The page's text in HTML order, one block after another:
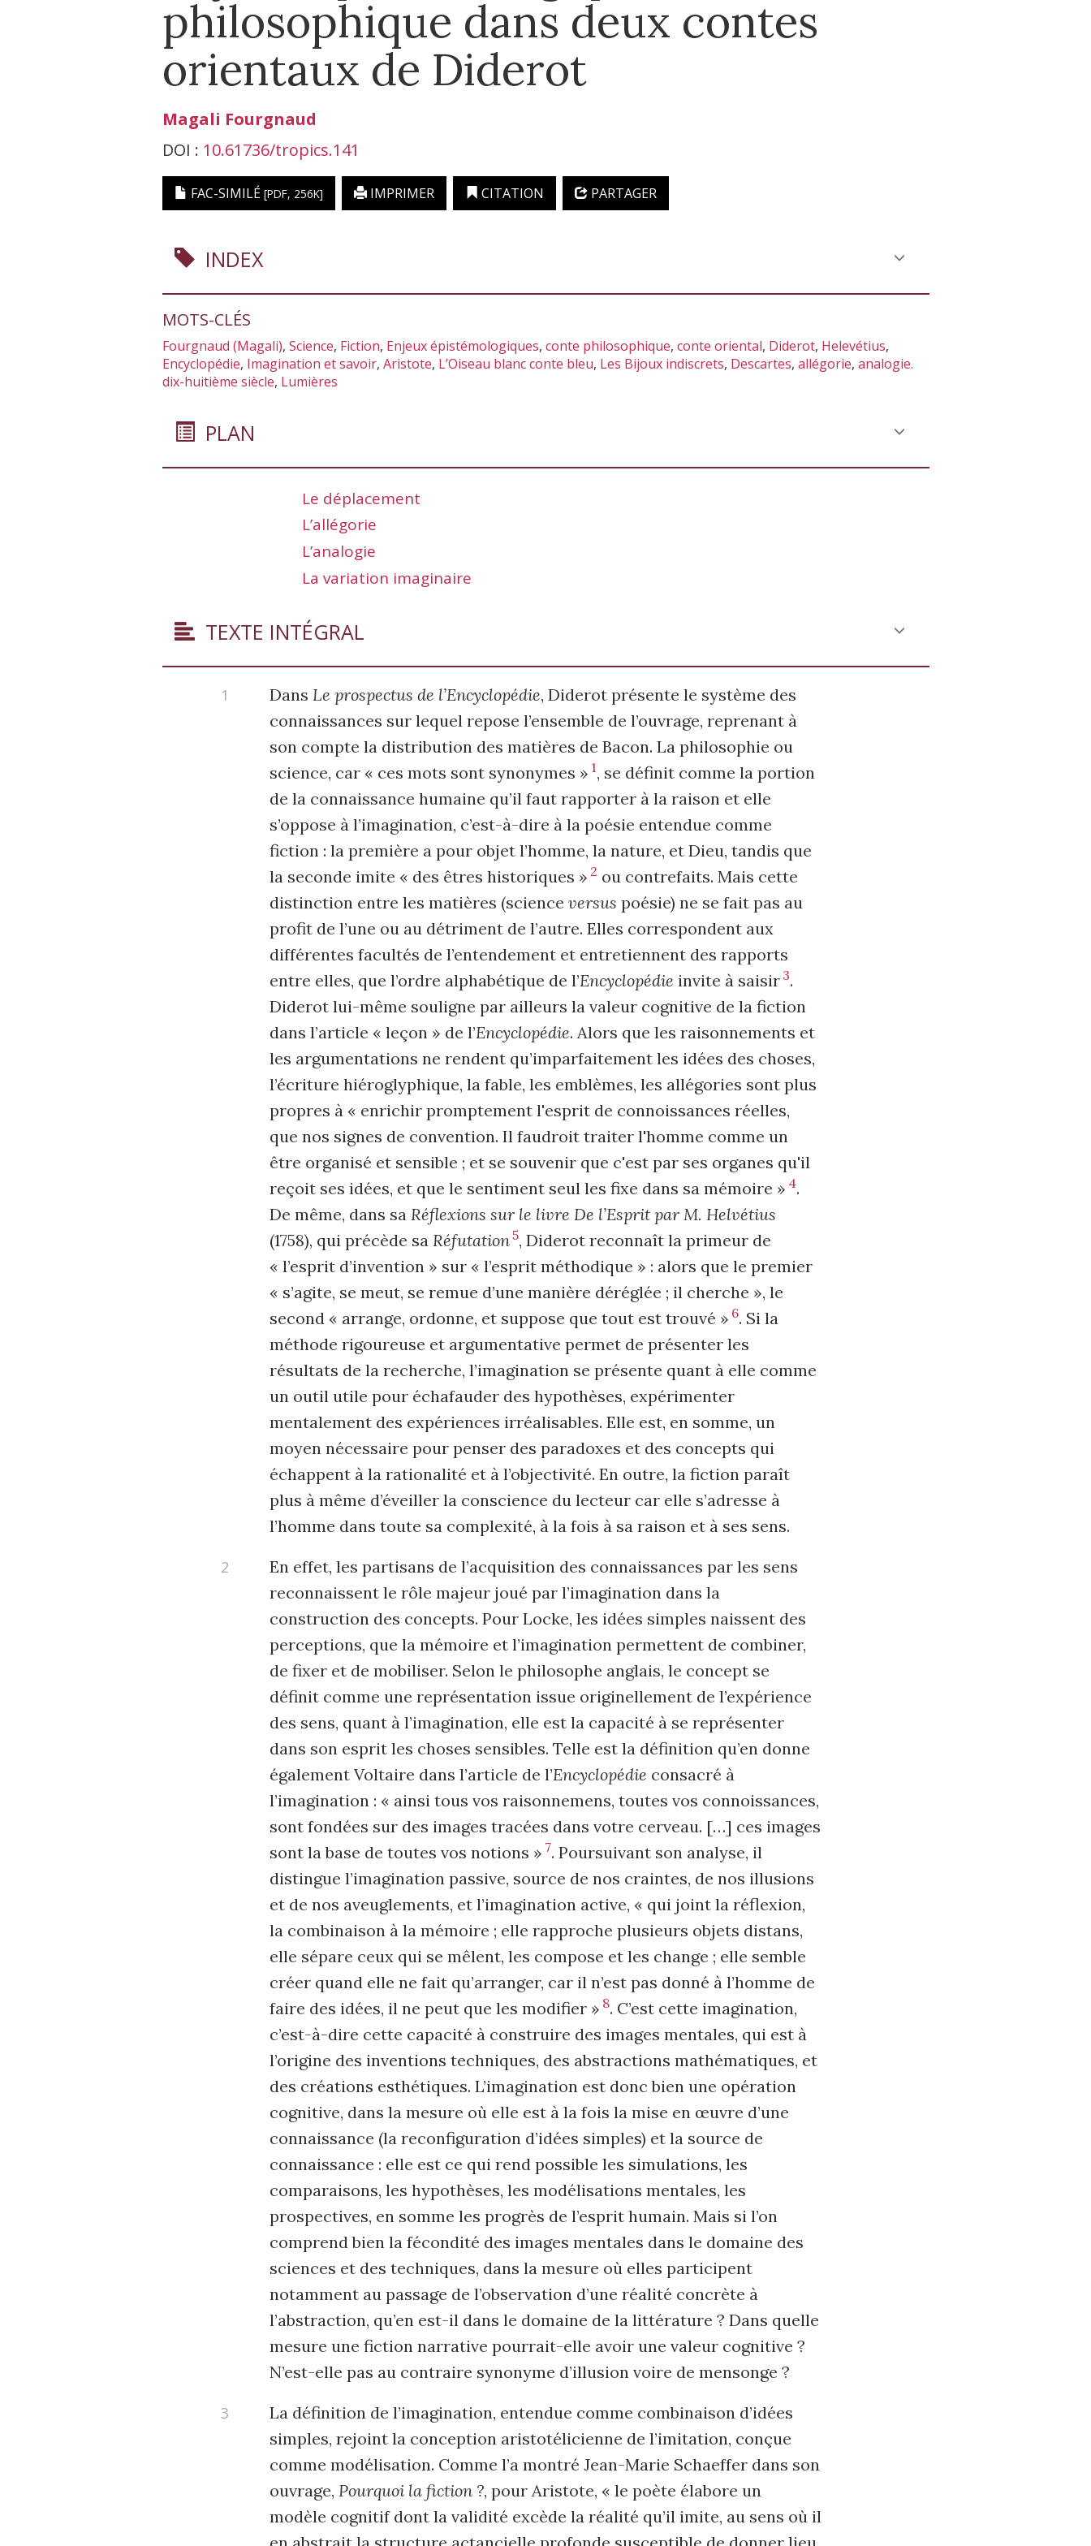
philosophique dans deux contes
orientaux de Diderot
Magali Fourgnaud
DOI : 10.61736/tropics.141
FAC-SIMILÉ [PDF, 256K] IMPRIMER CITATION PARTAGER
INDEX
MOTS-CLÉS
Fourgnaud (Magali), Science, Fiction, Enjeux épistémologiques, conte philosophique, conte oriental, Diderot, Helevétius,
Encyclopédie, Imagination et savoir, Aristote, L’Oiseau blanc conte bleu, Les Bijoux indiscrets, Descartes, allégorie, analogie.
dix-huitième siècle, Lumières
PLAN
Le déplacement
L’allégorie
L’analogie
La variation imaginaire
TEXTE INTÉGRAL
Dans Le prospectus de l’Encyclopédie, Diderot présente le système des
connaissances sur lequel repose l’ensemble de l’ouvrage, reprenant à
son compte la distribution des matières de Bacon. La philosophie ou
science, car « ces mots sont synonymes » 1, se définit comme la portion
de la connaissance humaine qu’il faut rapporter à la raison et elle
s’oppose à l’imagination, c’est-à-dire à la poésie entendue comme
fiction : la première a pour objet l’homme, la nature, et Dieu, tandis que
la seconde imite « des êtres historiques » 2 ou contrefaits. Mais cette
distinction entre les matières (science versus poésie) ne se fait pas au
profit de l’une ou au détriment de l’autre. Elles correspondent aux
différentes facultés de l’entendement et entretiennent des rapports
entre elles, que l’ordre alphabétique de l’Encyclopédie invite à saisir 3.
Diderot lui-même souligne par ailleurs la valeur cognitive de la fiction
dans l’article « leçon » de l’Encyclopédie. Alors que les raisonnements et
les argumentations ne rendent qu’imparfaitement les idées des choses,
l’écriture hiéroglyphique, la fable, les emblèmes, les allégories sont plus
propres à « enrichir promptement l'esprit de connoissances réelles,
que nos signes de convention. Il faudroit traiter l'homme comme un
être organisé et sensible ; et se souvenir que c'est par ses organes qu'il
reçoit ses idées, et que le sentiment seul les fixe dans sa mémoire » 4.
De même, dans sa Réflexions sur le livre De l’Esprit par M. Helvétius
(1758), qui précède sa Réfutation5, Diderot reconnaît la primeur de
« l’esprit d’invention » sur « l’esprit méthodique » : alors que le premier
« s’agite, se meut, se remue d’une manière déréglée ; il cherche », le
second « arrange, ordonne, et suppose que tout est trouvé » 6. Si la
méthode rigoureuse et argumentative permet de présenter les
résultats de la recherche, l’imagination se présente quant à elle comme
un outil utile pour échafauder des hypothèses, expérimenter
mentalement des expériences irréalisables. Elle est, en somme, un
moyen nécessaire pour penser des paradoxes et des concepts qui
échappent à la rationalité et à l’objectivité. En outre, la fiction paraît
plus à même d’éveiller la conscience du lecteur car elle s’adresse à
l’homme dans toute sa complexité, à la fois à sa raison et à ses sens.
En effet, les partisans de l’acquisition des connaissances par les sens
reconnaissent le rôle majeur joué par l’imagination dans la
construction des concepts. Pour Locke, les idées simples naissent des
perceptions, que la mémoire et l’imagination permettent de combiner,
de fixer et de mobiliser. Selon le philosophe anglais, le concept se
définit comme une représentation issue originellement de l’expérience
des sens, quant à l’imagination, elle est la capacité à se représenter
dans son esprit les choses sensibles. Telle est la définition qu’en donne
également Voltaire dans l’article de l’Encyclopédie consacré à
l’imagination : « ainsi tous vos raisonnemens, toutes vos connoissances,
sont fondées sur des images tracées dans votre cerveau. […] ces images
sont la base de toutes vos notions » 7. Poursuivant son analyse, il
distingue l’imagination passive, source de nos craintes, de nos illusions
et de nos aveuglements, et l’imagination active, « qui joint la réflexion,
la combinaison à la mémoire ; elle rapproche plusieurs objets distans,
elle sépare ceux qui se mêlent, les compose et les change ; elle semble
créer quand elle ne fait qu’arranger, car il n’est pas donné à l’homme de
faire des idées, il ne peut que les modifier » 8. C’est cette imagination,
c’est-à-dire cette capacité à construire des images mentales, qui est à
l’origine des inventions techniques, des abstractions mathématiques, et
des créations esthétiques. L’imagination est donc bien une opération
cognitive, dans la mesure où elle est à la fois la mise en œuvre d’une
connaissance (la reconfiguration d’idées simples) et la source de
connaissance : elle est ce qui rend possible les simulations, les
comparaisons, les hypothèses, les modélisations mentales, les
prospectives, en somme les progrès de l’esprit humain. Mais si l’on
comprend bien la fécondité des images mentales dans le domaine des
sciences et des techniques, dans la mesure où elles participent
notamment au passage de l’observation d’une réalité concrète à
l’abstraction, qu’en est-il dans le domaine de la littérature ? Dans quelle
mesure une fiction narrative pourrait-elle avoir une valeur cognitive ?
N’est-elle pas au contraire synonyme d’illusion voire de mensonge ?
La définition de l’imagination, entendue comme combinaison d’idées
simples, rejoint la conception aristotélicienne de l’imitation, conçue
comme modélisation. Comme l’a montré Jean-Marie Schaeffer dans son
ouvrage, Pourquoi la fiction ?, pour Aristote, « le poète élabore un
modèle cognitif dont la validité excède la réalité qu’il imite, au sens où il